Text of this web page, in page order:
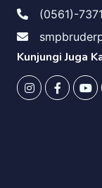
(0561)-
Kunjungi Juga